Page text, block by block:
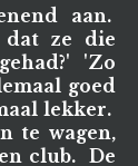
aan.
dat ze die
'Zo
goed
lekker.
te wagen,
club. De